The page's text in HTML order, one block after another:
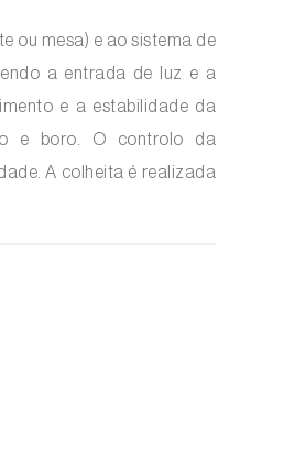
ou mesa) e ao sistema de
a entrada de luz e a
e a estabilidade da
e boro. O controlo da
A colheita é realizada